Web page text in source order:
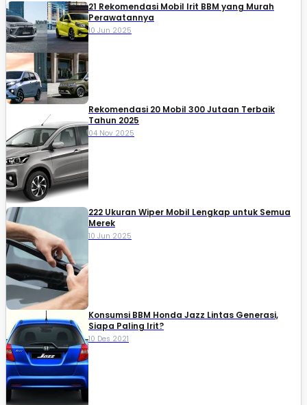
21 Rekomendasi Mobil Irit BBM yang Murah
Perawatannya
10 Jun 2025
Rekomendasi 20 Mobil 300 Jutaan Terbaik
Tahun 2025
04 Nov 2025
222 Ukuran Wiper Mobil Lengkap untuk Semua
Merek
10 Jun 2025
Konsumsi BBM Honda Jazz Lintas Generasi,
Siapa Paling Irit?
10 Des 2021